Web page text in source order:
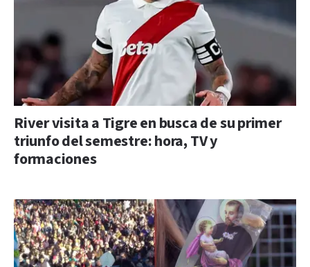
River visita a Tigre en busca de su primer
triunfo del semestre: hora, TV y
formaciones